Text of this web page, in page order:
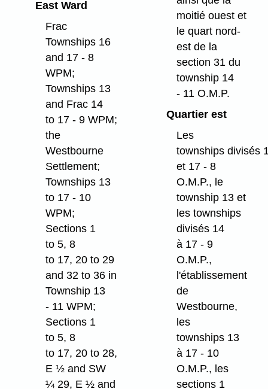
East Ward
Frac
Townships 16
and 17 - 8
WPM;
Townships 13
and Frac 14
to 17 - 9 WPM;
the
Westbourne
Settlement;
Townships 13
to 17 - 10
WPM;
Sections 1
to 5, 8
to 17, 20 to 29
and 32 to 36 in
Township 13
- 11 WPM;
Sections 1
to 5, 8
to 17, 20 to 28,
E ½ and SW
¼ 29, E ½ and
moitié ouest et
le quart nord-
est de la
section 31 du
township 14
- 11 O.M.P.
Quartier est
Les
townships divisés
et 17 - 8
O.M.P., le
township 13 et
les townships
divisés 14
à 17 - 9
O.M.P.,
l'établissement
de
Westbourne,
les
townships 13
à 17 - 10
O.M.P., les
sections 1